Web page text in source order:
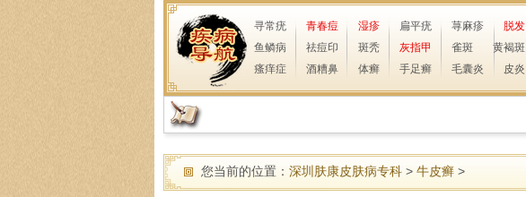
寻常疣 青春痘 湿疹 扁平疣 荨麻疹 脱发
鱼鳞病
祛痘印 斑秃 灰指甲 雀斑 黄褐斑
瘙痒症
酒糟鼻 体癣 手足癣 毛囊炎 皮炎
您当前的位置： 深圳肤康皮肤病专科 > 牛皮癣 >